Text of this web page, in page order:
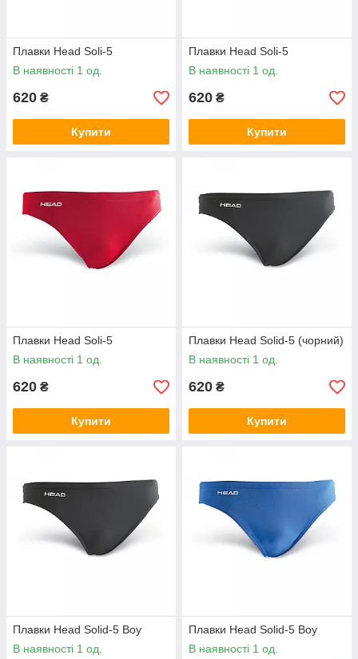
Плавки Head Soli-5
В наявності 1 од.
620 ₴
Купити
Плавки Head Soli-5
В наявності 1 од.
620 ₴
Купити
Плавки Head Soli-5
В наявності 1 од.
620 ₴
Купити
Плавки Head Solid-5 (чорний)
В наявності 1 од.
620 ₴
Купити
Плавки Head Solid-5 Boy
В наявності 1 од.
Плавки Head Solid-5 Boy
В наявності 1 од.